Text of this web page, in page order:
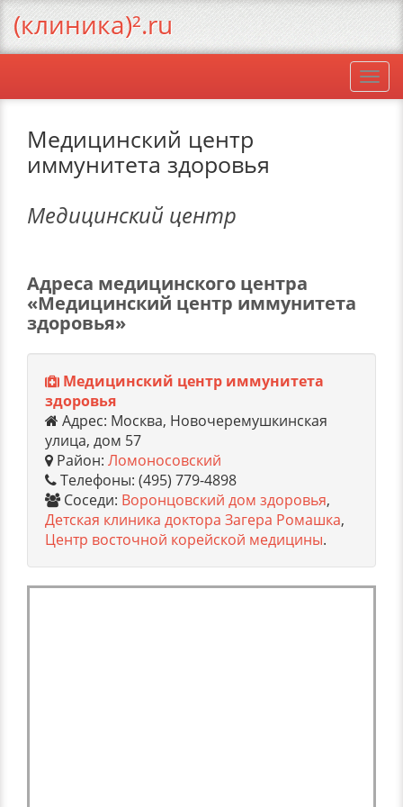
Медицинский центр
иммунитета здоровья
Медицинский центр
Адреса медицинского центра
«Медицинский центр иммунитета
здоровья»
Медицинский центр иммунитета
здоровья
Адрес: Москва, Новочеремушкинская
улица, дом 57
Район: Ломоносовский
Телефоны: (495) 779-4898
Соседи: Воронцовский дом здоровья,
Детская клиника доктора Загера Ромашка,
Центр восточной корейской медицины.
(клиника)².ru